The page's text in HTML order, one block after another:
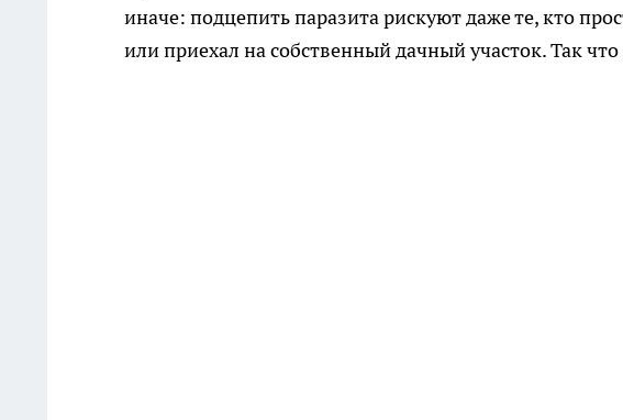
иначе: подцепить паразита рискуют даже те, кто
или приехал на собственный дачный участок. Так что